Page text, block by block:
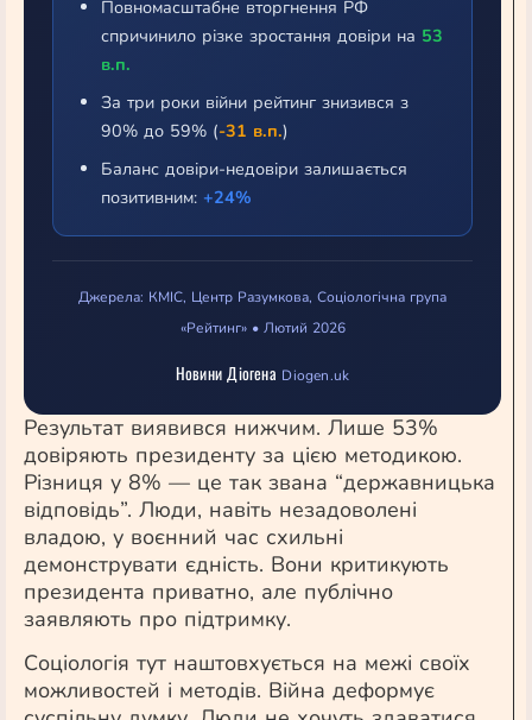
Повномасштабне вторгнення РФ
спричинило різке зростання довіри на 53
в.п.
За три роки війни рейтинг знизився з
90% до 59% (-31 в.п.)
Баланс довіри-недовіри залишається
позитивним: +24%
Джерела: КМІС, Центр Разумкова, Соціологічна група
«Рейтинг» • Лютий 2026
Новини Діогена Diogen.uk
Результат виявився нижчим. Лише 53%
довіряють президенту за цією методикою.
Різниця у 8% — це так звана “державницька
відповідь”. Люди, навіть незадоволені
владою, у воєнний час схильні
демонструвати єдність. Вони критикують
президента приватно, але публічно
заявляють про підтримку.
Соціологія тут наштовхується на межі своїх
можливостей і методів. Війна деформує